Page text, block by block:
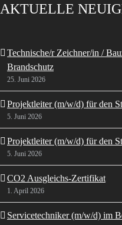
AKTUELLE
Technische/r Zeichner/in /
Brandschutz
25. Juni 2026
Projektleiter (m/w/d) für den
5. Juni 2026
Projektleiter (m/w/d) für den
5. Juni 2026
CO2 Ausgleichs-Zertifikat
1. April 2026
Servicetechniker (m/w/d) im